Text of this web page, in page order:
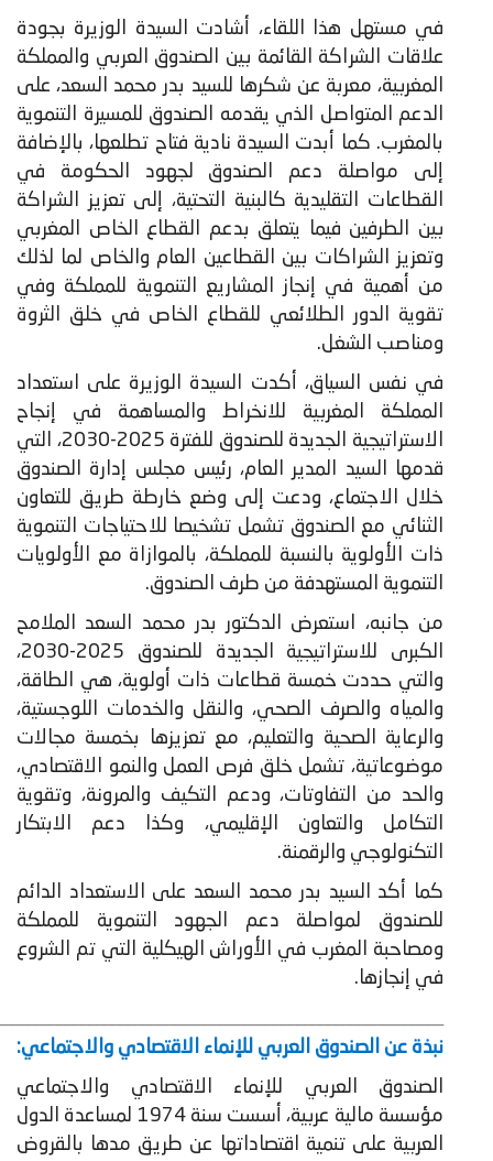
في مستهل هذا اللقاء، أشادت السيدة الوزيرة بجودة
علاقات الشراكة القائمة بين الصندوق العربي والمملكة
المغربية، معربة عن شكرها للسيد بدر محمد السعد، على
الدعم المتواصل الذي يقدمه الصندوق للمسيرة التنموية
بالمغرب. كما أبدت السيدة نادية فتاح تطلعها، بالإضافة
إلى مواصلة دعم الصندوق لجهود الحكومة في
القطاعات التقليدية كالبنية التحتية، إلى تعزيز الشراكة
بين الطرفين فيما يتعلق بدعم القطاع الخاص المغربي
وتعزيز الشراكات بين القطاعين العام والخاص لما لذلك
من أهمية في إنجاز المشاريع التنموية للمملكة وفي
تقوية الدور الطلائعي للقطاع الخاص في خلق الثروة
ومناصب الشغل.
في نفس السياق، أكدت السيدة الوزيرة على استعداد
المملكة المغربية للانخراط والمساهمة في إنجاح
الاستراتيجية الجديدة للصندوق للفترة 2025-2030، التي
قدمها السيد المدير العام، رئيس مجلس إدارة الصندوق
خلال الاجتماع، ودعت إلى وضع خارطة طريق للتعاون
الثنائي مع الصندوق تشمل تشخيصا للاحتياجات التنموية
ذات الأولوية بالنسبة للمملكة، بالموازاة مع الأولويات
التنموية المستهدفة من طرف الصندوق.
من جانبه، استعرض الدكتور بدر محمد السعد الملامح
الكبرى للاستراتيجية الجديدة للصندوق 2025-2030،
والتي حددت خمسة قطاعات ذات أولوية، هي الطاقة،
والمياه والصرف الصحي، والنقل والخدمات اللوجستية،
والرعاية الصحية والتعليم، مع تعزيزها بخمسة مجالات
موضوعاتية، تشمل خلق فرص العمل والنمو الاقتصادي،
والحد من التفاوتات، ودعم التكيف والمرونة، وتقوية
التكامل والتعاون الإقليمي، وكذا دعم الابتكار
التكنولوجي والرقمنة.
كما أكد السيد بدر محمد السعد على الاستعداد الدائم
للصندوق لمواصلة دعم الجهود التنموية للمملكة
ومصاحبة المغرب في الأوراش الهيكلية التي تم الشروع
في إنجازها.
نبذة عن الصندوق العربي للإنماء الاقتصادي والاجتماعي:
الصندوق العربي للإنماء الاقتصادي والاجتماعي
مؤسسة مالية عربية، أسست سنة 1974 لمساعدة الدول
العربية على تنمية اقتصاداتها عن طريق مدها بالقروض